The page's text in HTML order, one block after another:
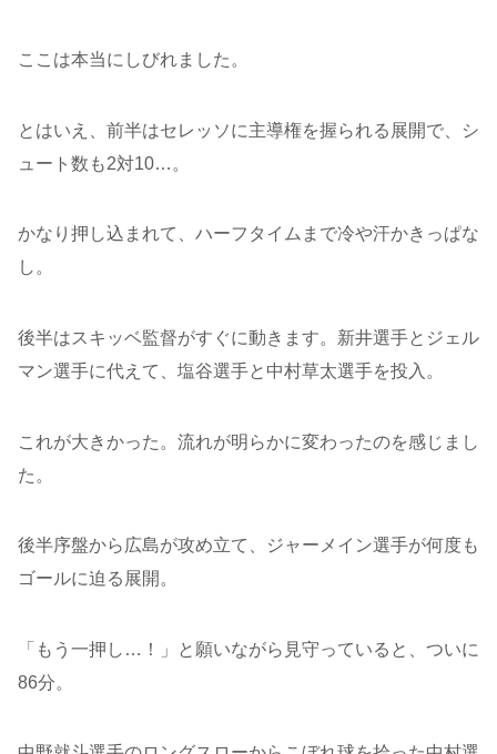
ここは本当にしびれました。
とはいえ、前半はセレッソに主導権を握られる展開で、シ
ュート数も2対10…。
かなり押し込まれて、ハーフタイムまで冷や汗かきっぱな
し。
後半はスキッベ監督がすぐに動きます。新井選手とジェル
マン選手に代えて、塩谷選手と中村草太選手を投入。
これが大きかった。流れが明らかに変わったのを感じまし
た。
後半序盤から広島が攻め立て、ジャーメイン選手が何度も
ゴールに迫る展開。
「もう一押し…！」と願いながら見守っていると、ついに
86分。